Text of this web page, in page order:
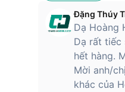
trên và đặt mua sản phẩm
Đặng Thúy
Dạ Hoàng
Dạ rất tiếc
hết hàng.
Mời anh/
khác của